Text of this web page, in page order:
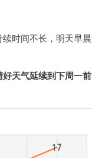
时间不长，明天早晨
天气延续到下周一前